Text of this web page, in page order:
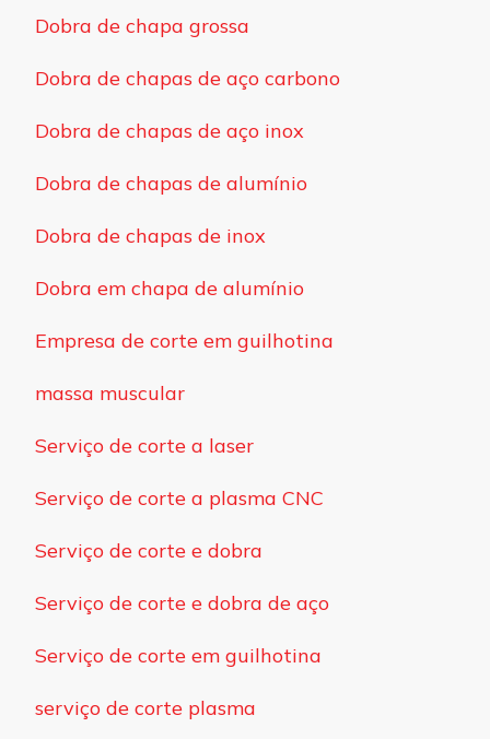
Dobra de chapa grossa
Dobra de chapas de aço carbono
Dobra de chapas de aço inox
Dobra de chapas de alumínio
Dobra de chapas de inox
Dobra em chapa de alumínio
Empresa de corte em guilhotina
massa muscular
Serviço de corte a laser
Serviço de corte a plasma CNC
Serviço de corte e dobra
Serviço de corte e dobra de aço
Serviço de corte em guilhotina
serviço de corte plasma